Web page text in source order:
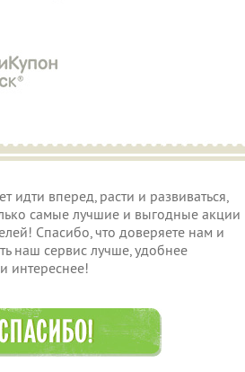
идти вперед, расти и развиваться,
самые лучшие и выгодные акции
Спасибо, что доверяете нам и
наш сервис лучше, удобнее
и интереснее!